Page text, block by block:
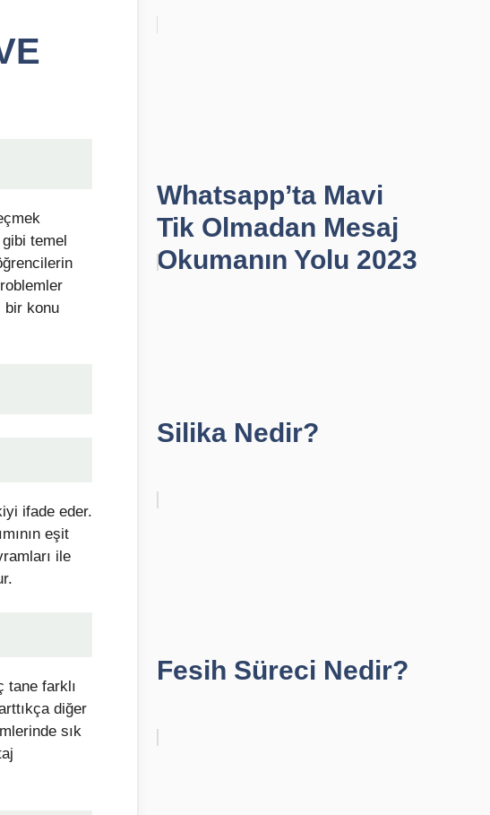
temel
bir konu
ifade eder.
eşit
ile
tane farklı
diğer
sık
Whatsapp’ta Mavi
Tik Olmadan Mesaj
Okumanın Yolu 2023
Silika Nedir?
Fesih Süreci Nedir?